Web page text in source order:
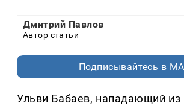
Дмитрий Павлов
Автор статьи
Подписывайтесь в
Ульви Бабаев, нападающий из